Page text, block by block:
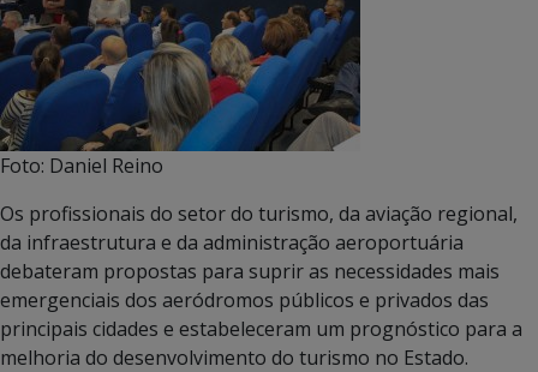
Foto: Daniel Reino
Os profissionais do setor do turismo, da aviação regional,
da infraestrutura e da administração aeroportuária
debateram propostas para suprir as necessidades mais
emergenciais dos aeródromos públicos e privados das
principais cidades e estabeleceram um prognóstico para a
melhoria do desenvolvimento do turismo no Estado.